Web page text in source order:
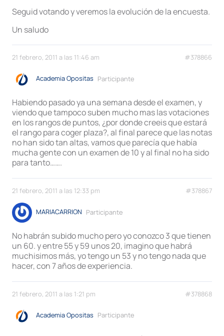
Seguid votando y veremos la evolución de la encuesta.
Un saludo
21 febrero, 2011 a las 11:46 am #378866
Academia Opositas Participante
Habiendo pasado ya una semana desde el examen, y
viendo que tampoco suben mucho mas las votaciones
en los rangos de puntos, ¿por donde creeis que estará
el rango para coger plaza?, al final parece que las notas
no han sido tan altas, vamos que parecía que había
mucha gente con un examen de 10 y al final no ha sido
para tanto…….
21 febrero, 2011 a las 12:33 pm #378867
MARIACARRION Participante
No habrán subido mucho pero yo conozco 3 que tienen
un 60. y entre 55 y 59 unos 20, imagino que habrá
muchisimos más, yo tengo un 53 y no tengo nada que
hacer, con 7 años de experiencia.
21 febrero, 2011 a las 1:21 pm #378868
Academia Opositas Participante